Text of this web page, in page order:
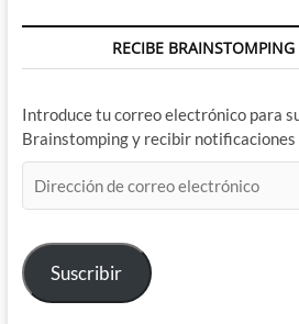
RECIBE
Introduce tu correo electrónico para
Brainstomping y recibir notificaciones
de
electrónico
Suscribir